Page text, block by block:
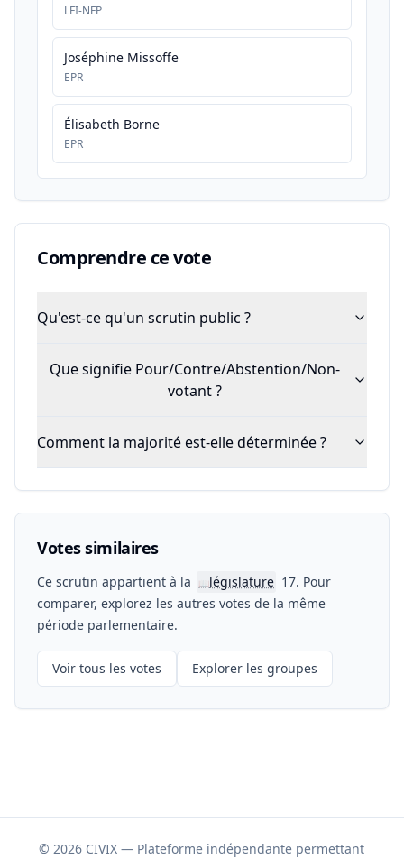
LFI-NFP
Joséphine Missoffe
EPR
Élisabeth Borne
EPR
Comprendre ce vote
Qu'est-ce qu'un scrutin public ?
Que signifie Pour/Contre/Abstention/Non-
votant ?
Comment la majorité est-elle déterminée ?
Votes similaires
Ce scrutin appartient à la 📖législature 17. Pour
comparer, explorez les autres votes de la même
période parlementaire.
Voir tous les votes Explorer les groupes
© 2026 CIVIX — Plateforme indépendante permettant